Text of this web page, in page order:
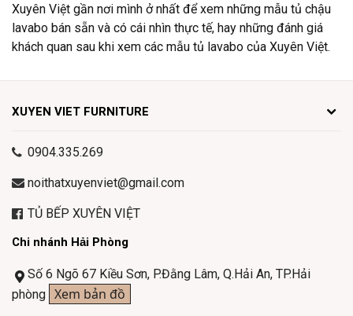
Xuyên Việt gần nơi mình ở nhất để xem những mẫu tủ chậu
lavabo bán sẵn và có cái nhìn thực tế, hay những đánh giá
khách quan sau khi xem các mẫu tủ lavabo của Xuyên Việt.
XUYEN VIET FURNITURE
0904.335.269
noithatxuyenviet@gmail.com
TỦ BẾP XUYÊN VIỆT
Chi nhánh Hải Phòng
Số 6 Ngõ 67 Kiều Sơn, P.Đằng Lâm, Q.Hải An, TP.Hải
phòng Xem bản đồ